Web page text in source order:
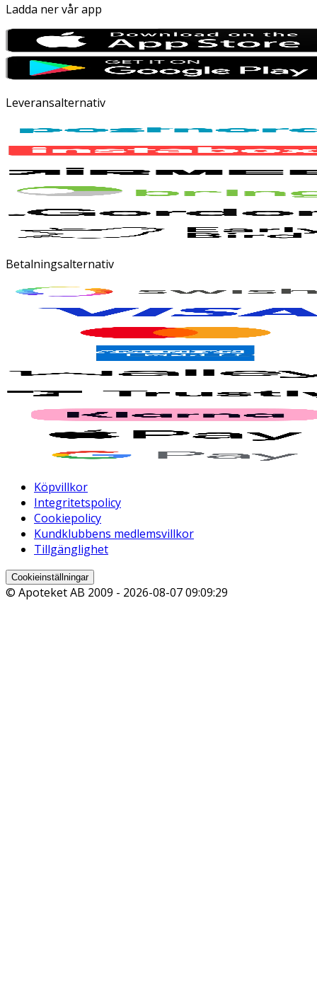
Ladda ner vår app
Leveransalternativ
Betalningsalternativ
Köpvillkor
Integritetspolicy
Cookiepolicy
Kundklubbens medlemsvillkor
Tillgänglighet
Cookieinställningar
© Apoteket AB 2009 - 2026-08-07 09:09:29